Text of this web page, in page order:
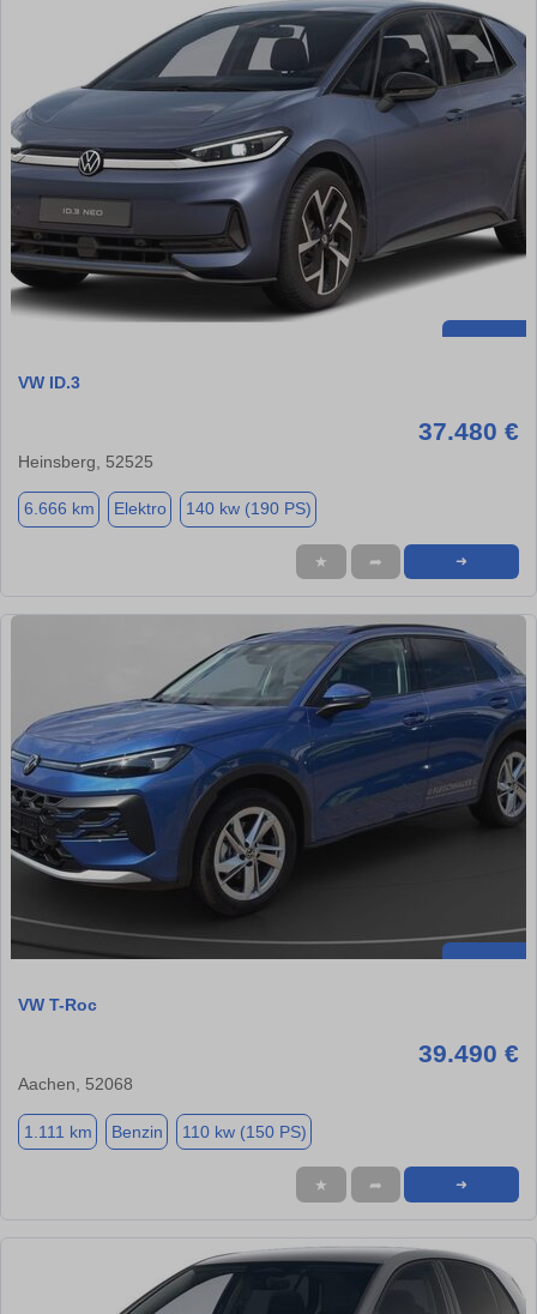
VW ID.3
37.480 €
Heinsberg, 52525
6.666 km Elektro 140 kw (190 PS)
★ ➦ ➜
VW T-Roc
39.490 €
Aachen, 52068
1.111 km Benzin 110 kw (150 PS)
★ ➦ ➜